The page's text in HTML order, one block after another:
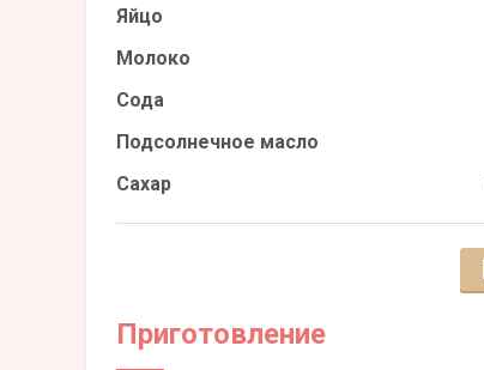
Яйцо
Молоко
Сода
Подсолнечное масло
Сахар
Приготовление